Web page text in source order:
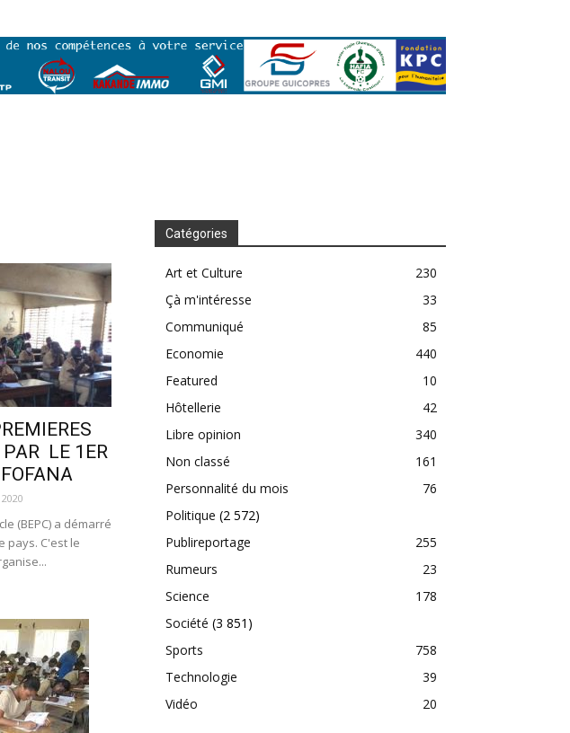
PAR LE 1ER
(BEPC) a démarré
pays. C'est le
Catégories
Art et Culture
230
Çà m'intéresse
33
Communiqué
85
Economie
440
Featured
10
Hôtellerie
42
Libre opinion
340
Non classé
161
Personnalité du mois
76
Politique (2 572)
Publireportage
255
Rumeurs
23
Science
178
Société (3 851)
Sports
758
Technologie
39
Vidéo
20